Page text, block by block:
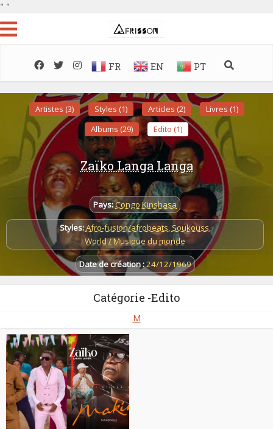
" "
FR EN PT
Artistes (3) Styles (1) Articles (2)
Livres (1)
Albums (29)
Edito (1)
Zaïko Langa Langa
Pays:Congo Kinshasa
Styles:Afro-fusion/afrobeats, Soukouss,
World / Musique du monde
Date de création :24/12/1969
Catégorie -Edito
M